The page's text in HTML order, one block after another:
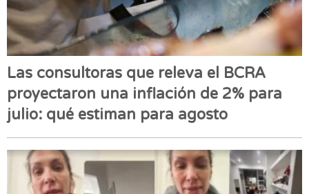
Las consultoras que releva el BCRA
proyectaron una inflación de 2% para
julio: qué estiman para agosto